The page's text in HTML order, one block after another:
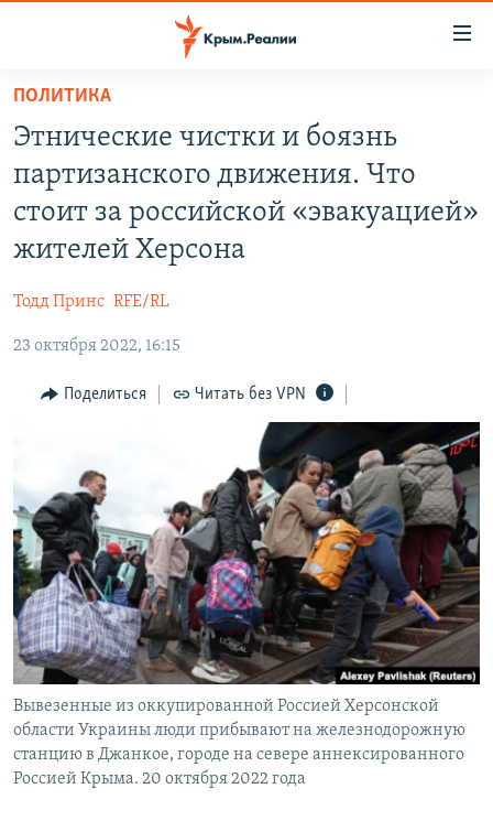
Вернуться
основному
содержанию
Вернутся
главной
Вернутся
КАРТА ВОЕННЫХ ОБЪЕКТОВ КРЫМА
ВОДА
ИНТЕРАКТИВ
ИНФОГРАФИКА
ТЕЛЕПРОЕКТ КРЫМ.РЕАЛИИ
ПРОПАВШИЕ БЕЗ ВЕСТИ
ПОБЕДИТЕЛЕЙ НЕ СУДЯТ?
КРЫМ.НЕПОКОРЕННЫЙ
ELIFBE
УКРАИНСКАЯ ПРОБЛЕМА КРЫМА
РАДІО СВОБОДА
КАК ОБОЙТИ БЛОКИРОВКУ
ПРИСОЕДИНЯЙТЕСЬ!
Все сайты RFE/RL
ПОЛИТИКА
Этнические чистки и боязнь
партизанского движения. Что
стоит за российской «эвакуацией»
жителей Херсона
Тодд Принс RFE/RL
23 октября 2022, 16:15
Поделиться Читать без VPN
Вывезенные из оккупированной Россией Херсонской
области Украины люди прибывают на железнодорожную
станцию в Джанкое, городе на севере аннексированного
Россией Крыма. 20 октября 2022 года